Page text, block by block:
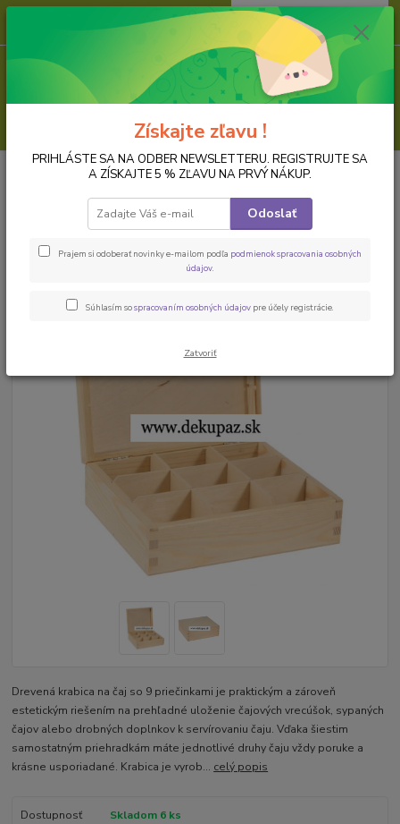
ks
za 0,00 EUR
PREDMETY K DOZDOBENIU Dreveny polotovar
Krabica na čaj, 9 priečinkova
Drevená krabica na čaj so 9 priečinkami je praktickým a zároveň
estetickým riešením na prehľadné uloženie čajových vrecúšok, sypaných
čajov alebo drobných doplnkov k servírovaniu čaju. Vďaka šiestim
samostatným priehradkám máte jednotlivé druhy čaju vždy poruke a
krásne usporiadané. Krabica je vyrob... celý popis
Dostupnosť
Skladom 6 ks
Získajte zľavu !
PRIHLÁSTE SA NA ODBER NEWSLETTERU. REGISTRUJTE SA
A ZÍSKAJTE 5 % ZĽAVU NA PRVÝ NÁKUP.
Odoslať
Prajem si odoberať novinky e-mailom podľa podmienok spracovania osobných
údajov.
Súhlasím sospracovaním osobných údajov pre účely registrácie.
Zatvoriť